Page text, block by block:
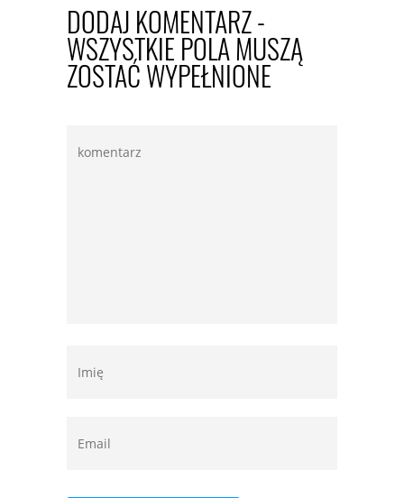
DODAJ KOMENTARZ -
WSZYSTKIE POLA MUSZĄ
ZOSTAĆ WYPEŁNIONE